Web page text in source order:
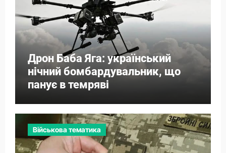
Дрон Баба Яга: український
нічний бомбардувальник, що
панує в темряві
Військова тематика